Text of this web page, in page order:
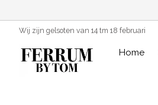
Wij zijn gelsoten van 14 tm 18 februari
Home